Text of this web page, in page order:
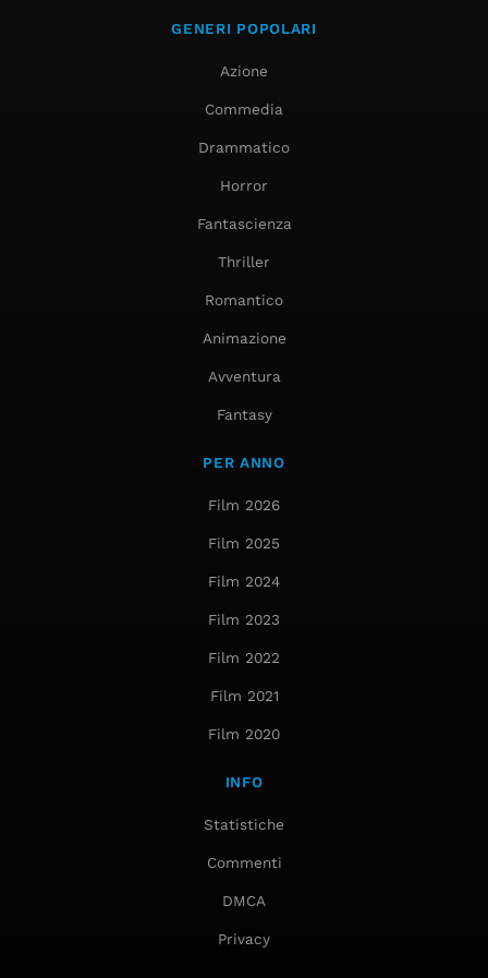
GENERI POPOLARI
Azione
Commedia
Drammatico
Horror
Fantascienza
Thriller
Romantico
Animazione
Avventura
Fantasy
PER ANNO
Film 2026
Film 2025
Film 2024
Film 2023
Film 2022
Film 2021
Film 2020
INFO
Statistiche
Commenti
DMCA
Privacy